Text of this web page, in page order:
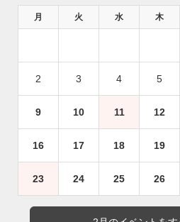
月 火 水 木
2 3 4 5
9 10 11 12
16 17 18 19
23 24 25 26